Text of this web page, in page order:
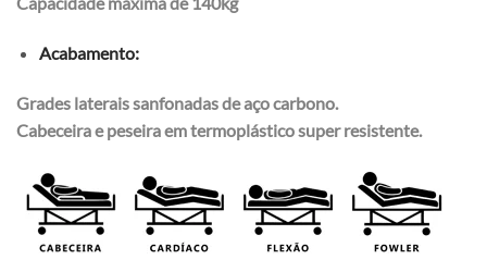
Acabamento:
Grades laterais sanfonadas de aço carbono.
Cabeceira e peseira em termoplástico super resistente.